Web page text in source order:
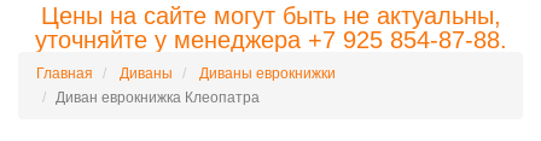
Цены на сайте могут быть не актуальны,
уточняйте у менеджера +7 925 854-87-88.
Главная Диваны
Диваны еврокнижки
Диван еврокнижка Клеопатра